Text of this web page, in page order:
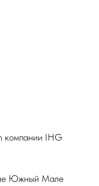
компании IHG
Южный Мале